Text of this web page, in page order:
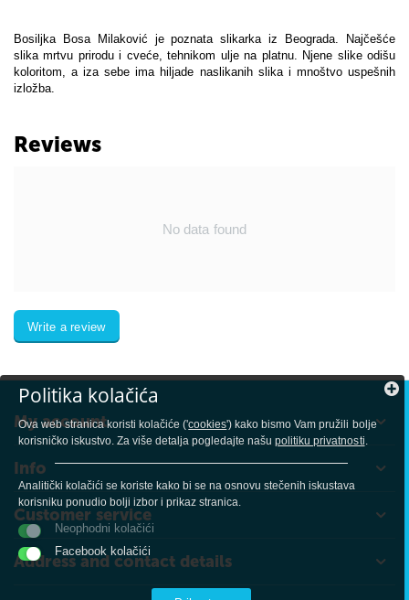
Bosiljka Bosa Milaković je poznata slikarka iz Beograda. Najčešće
slika mrtvu prirodu i cveće, tehnikom ulje na platnu. Njene slike odišu
koloritom, a iza sebe ima hiljade naslikanih slika i mnoštvo uspešnih
izložba.
Reviews
No data found
Write a review
My account
Info
Customer service
Address and contact details
Politika kolačića
Ova web stranica koristi kolačiće ('cookies') kako bismo Vam pružili bolje
korisničko iskustvo. Za više detalja pogledajte našupolitiku privatnosti.
Analitički kolačići se koriste kako bi se na osnovu stečenih iskustava
korisniku ponudio bolji izbor i prikaz stranica.
Neophodni kolačići
Facebook kolačići